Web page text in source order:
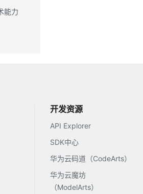
开发资源
API Explorer
SDK中心
华为云码道（CodeArts）
华为云魔坊
（ModelArts）